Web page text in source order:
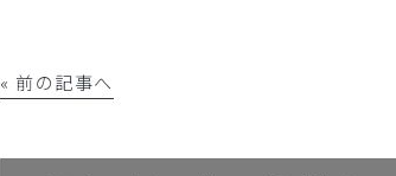
« 前の記事へ